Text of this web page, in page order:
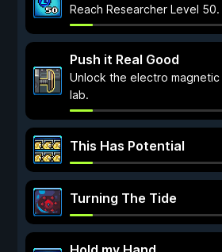
Reach Researcher Level 50.
Push it Real Good
Unlock the electro magnetic
lab.
This Has Potential
Turning The Tide